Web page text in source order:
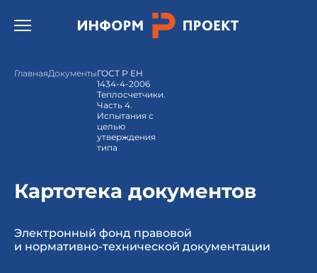
Открыть бургер меню.
ГлавнаяДокументыГОСТ Р ЕН
1434-4-2006
Теплосчетчики.
Часть 4.
Испытания с
целью
утверждения
типа
Картотека документов
Электронный фонд правовой
и нормативно-технической документации